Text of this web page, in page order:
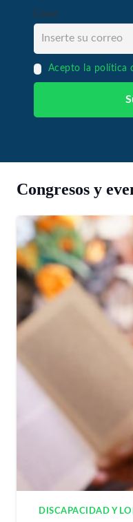
Email
Acepto la política
Congresos y
DISCAPACIDAD Y